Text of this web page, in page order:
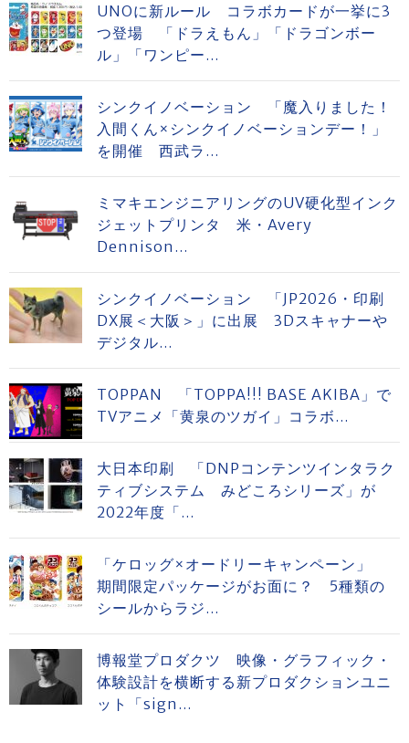
UNOに新ルール コラボカードが一挙に3
つ登場 「ドラえもん」「ドラゴンボー
ル」「ワンピー...
シンクイノベーション 「魔入りました！
入間くん×シンクイノベーションデー！」
を開催 西武ラ...
ミマキエンジニアリングのUV硬化型インク
ジェットプリンタ 米・Avery
Dennison...
シンクイノベーション 「JP2026・印刷
DX展＜大阪＞」に出展 3Dスキャナーや
デジタル...
TOPPAN 「TOPPA!!! BASE AKIBA」で
TVアニメ「黄泉のツガイ」コラボ...
大日本印刷 「DNPコンテンツインタラク
ティブシステム みどころシリーズ」が
2022年度「...
「ケロッグ×オードリーキャンペーン」
期間限定パッケージがお面に？ 5種類の
シールからラジ...
博報堂プロダクツ 映像・グラフィック・
体験設計を横断する新プロダクションユニ
ット「sign...